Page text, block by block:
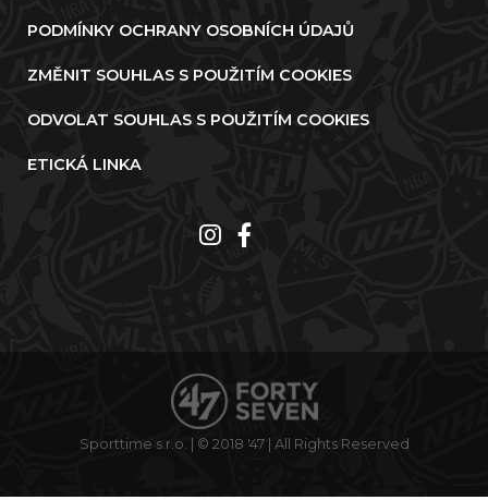
PODMÍNKY OCHRANY OSOBNÍCH ÚDAJŮ
ZMĚNIT SOUHLAS S POUŽITÍM COOKIES
ODVOLAT SOUHLAS S POUŽITÍM COOKIES
ETICKÁ LINKA
Sporttime s.r.o. | © 2018 '47 | All Rights Reserved